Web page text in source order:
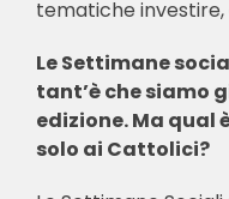
tematiche investire,
Le Settimane
tant’è che siamo
edizione. Ma qual
solo ai Cattolici?